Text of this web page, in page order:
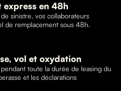
express en 48h
sinistre, vos collaborateurs
de remplacement sous 48h.
vol et oxydation
toute la durée de leasing du
et les déclarations